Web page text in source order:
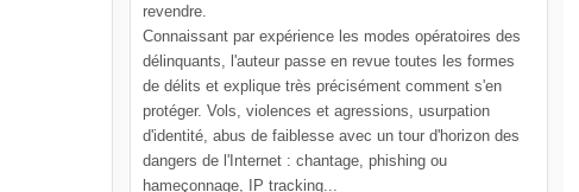
revendre.
Connaissant par expérience les modes opératoires des
délinquants, l'auteur passe en revue toutes les formes
de délits et explique très précisément comment s'en
protéger. Vols, violences et agressions, usurpation
d'identité, abus de faiblesse avec un tour d'horizon des
dangers de l'Internet : chantage, phishing ou
hameçonnage, IP tracking...